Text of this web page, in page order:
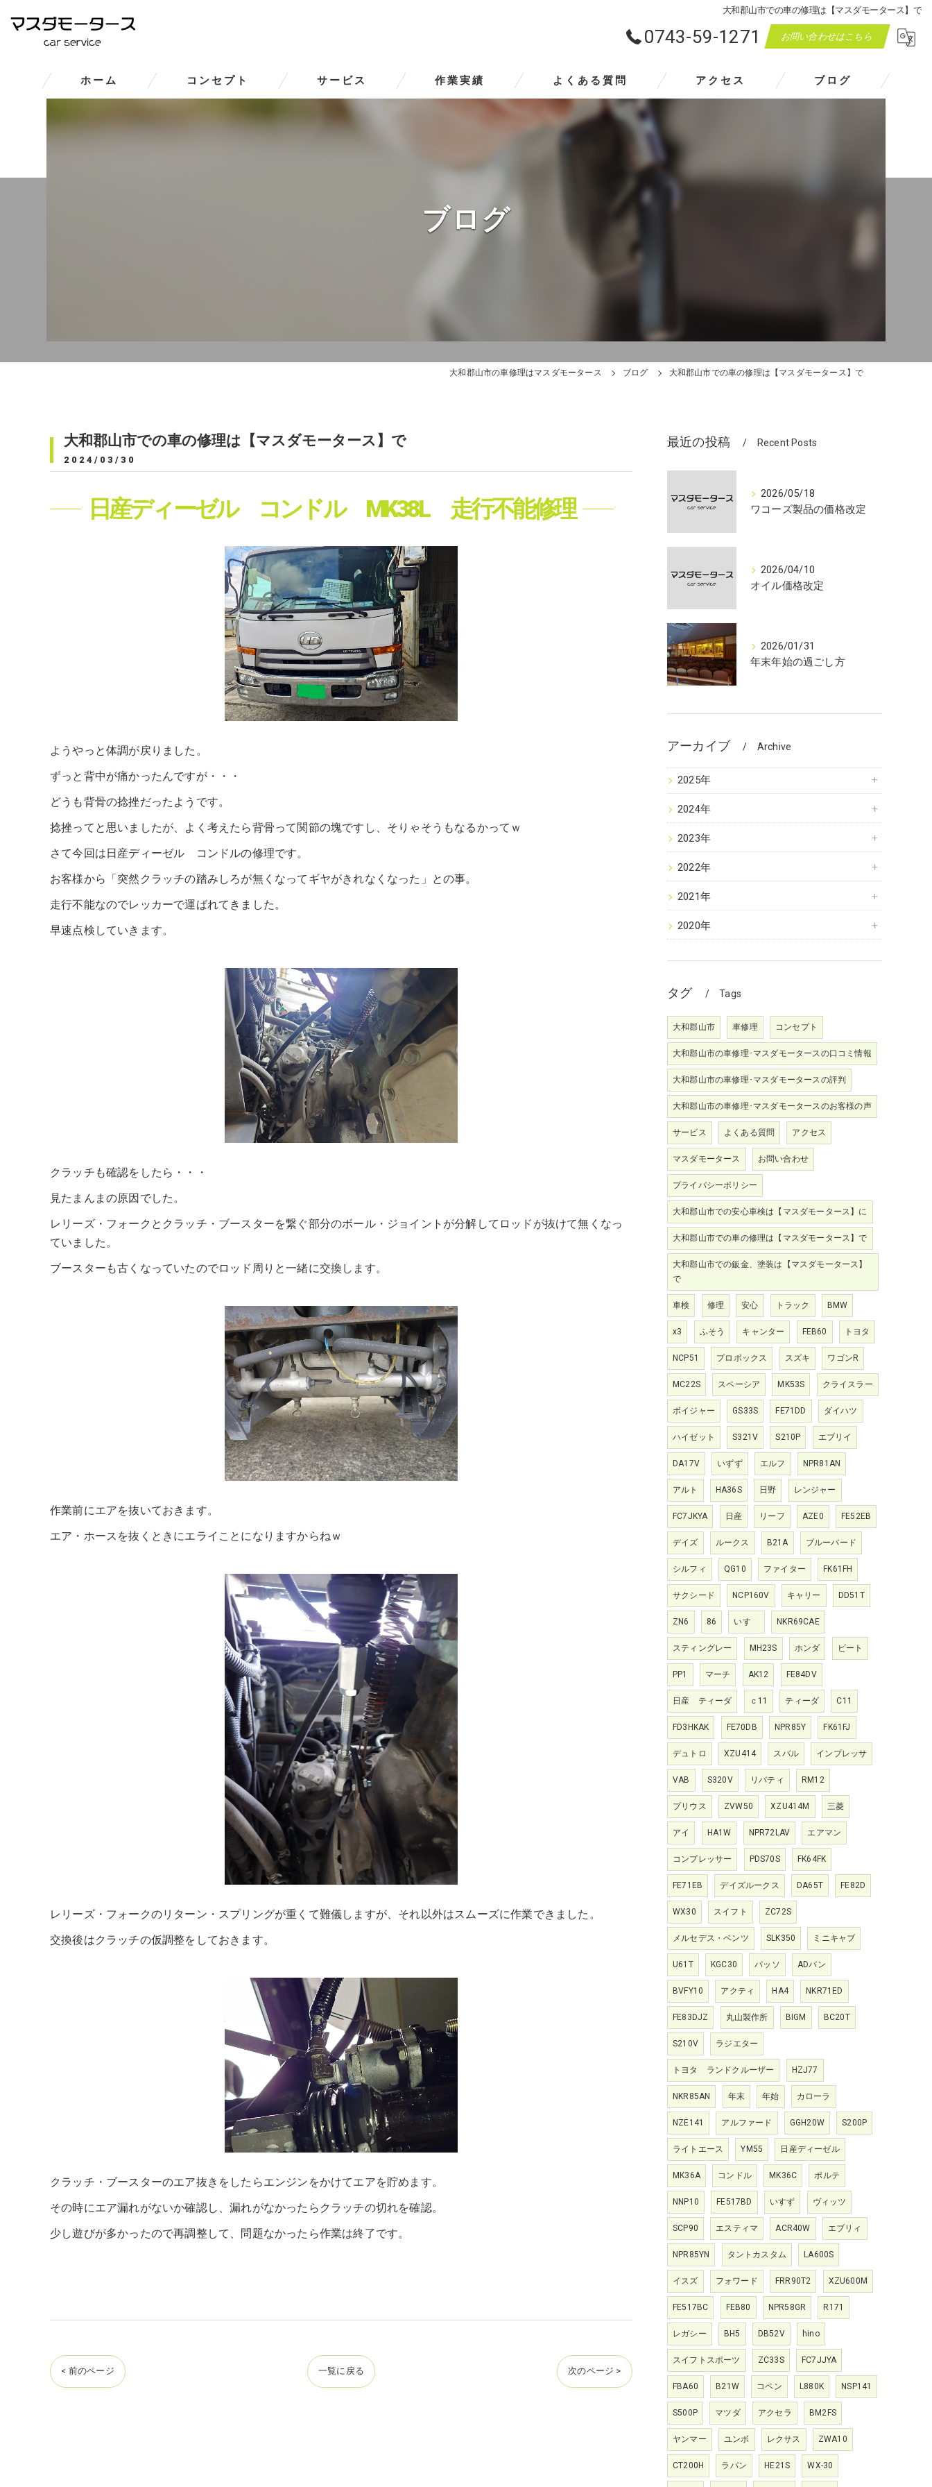
大和郡山市での車の修理は【マスダモータース】で
0743-59-1271 お問い合わせはこちら
ホーム コンセプト サービス 作業実績 よくある質問 アクセス ブログ
ブログ
大和郡山市の車修理はマスダモータース ブログ 大和郡山市での車の修理は【マスダモータース】で
大和郡山市での車の修理は【マスダモータース】で
2024/03/30
日産ディーゼル コンドル MK38L 走行不能修理
ようやっと体調が戻りました。
ずっと背中が痛かったんですが・・・
どうも背骨の捻挫だったようです。
捻挫ってと思いましたが、よく考えたら背骨って関節の塊ですし、そりゃそうもなるかってｗ
さて今回は日産ディーゼル コンドルの修理です。
お客様から「突然クラッチの踏みしろが無くなってギヤがきれなくなった」との事。
走行不能なのでレッカーで運ばれてきました。
早速点検していきます。
クラッチも確認をしたら・・・
見たまんまの原因でした。
レリーズ・フォークとクラッチ・ブースターを繋ぐ部分のボール・ジョイントが分解してロッドが抜けて無くなっ
ていました。
ブースターも古くなっていたのでロッド周りと一緒に交換します。
作業前にエアを抜いておきます。
エア・ホースを抜くときにエライことになりますからねｗ
レリーズ・フォークのリターン・スプリングが重くて難儀しますが、それ以外はスムーズに作業できました。
交換後はクラッチの仮調整をしておきます。
クラッチ・ブースターのエア抜きをしたらエンジンをかけてエアを貯めます。
その時にエア漏れがないか確認し、漏れがなかったらクラッチの切れを確認。
少し遊びが多かったので再調整して、問題なかったら作業は終了です。
< 前のページ 一覧に戻る 次のページ >
最近の投稿 Recent Posts
2026/05/18
ワコーズ製品の価格改定
2026/04/10
オイル価格改定
2026/01/31
年末年始の過ごし方
アーカイブ Archive
2025年
2024年
2023年
2022年
2021年
2020年
タグ Tags
大和郡山市 車修理 コンセプト
大和郡山市の車修理･マスダモータースの口コミ情報
大和郡山市の車修理･マスダモータースの評判
大和郡山市の車修理･マスダモータースのお客様の声
サービス よくある質問 アクセス
マスダモータース お問い合わせ
プライバシーポリシー
大和郡山市での安心車検は【マスダモータース】に
大和郡山市での車の修理は【マスダモータース】で
大和郡山市での鈑金、塗装は【マスダモータース】
で
車検 修理 安心 トラック BMW
x3 ふそう キャンター FEB60 トヨタ
NCP51 プロボックス スズキ ワゴンR
MC22S スペーシア MK53S クライスラー
ボイジャー GS33S FE71DD ダイハツ
ハイゼット S321V S210P エブリイ
DA17V いずず エルフ NPR81AN
アルト HA36S 日野 レンジャー
FC7JKYA 日産 リーフ AZE0 FE52EB
デイズ ルークス B21A ブルーバード
シルフィ QG10 ファイター FK61FH
サクシード NCP160V キャリー DD51T
ZN6 86 いすゞ NKR69CAE
スティングレー MH23S ホンダ ビート
PP1 マーチ AK12 FE84DV
日産 ティーダ ｃ11 ティーダ C11
FD3HKAK FE70DB NPR85Y FK61FJ
デュトロ XZU414 スバル インプレッサ
VAB S320V リバティ RM12
プリウス ZVW50 XZU414M 三菱
アイ HA1W NPR72LAV エアマン
コンプレッサー PDS70S FK64FK
FE71EB デイズルークス DA65T FE82D
WX30 スイフト ZC72S
メルセデス・ベンツ SLK350 ミニキャブ
U61T KGC30 パッソ ADバン
BVFY10 アクティ HA4 NKR71ED
FE83DJZ 丸山製作所 BIGM BC20T
S210V ラジエター
トヨタ ランドクルーザー HZJ77
NKR85AN 年末 年始 カローラ
NZE141 アルファード GGH20W S200P
ライトエース YM55 日産ディーゼル
MK36A コンドル MK36C ポルテ
NNP10 FE517BD いすず ヴィッツ
SCP90 エスティマ ACR40W エブリィ
NPR85YN タントカスタム LA600S
イスズ フォワード FRR90T2 XZU600M
FE517BC FEB80 NPR58GR R171
レガシー BH5 DB52V hino
スイフトスポーツ ZC33S FC7JJYA
FBA60 B21W コペン L880K NSP141
S500P マツダ アクセラ BM2FS
ヤンマー ユンボ レクサス ZWA10
CT200H ラパン HE21S WX-30